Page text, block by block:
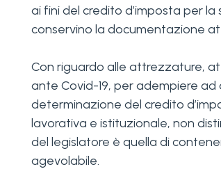
ai fini del credito d’imposta per
conservino la documentazione
Con riguardo alle attrezzature,
ante Covid-19, per adempiere ad
determinazione del credito
lavorativa e istituzionale, non
del legislatore è quella di
agevolabile.